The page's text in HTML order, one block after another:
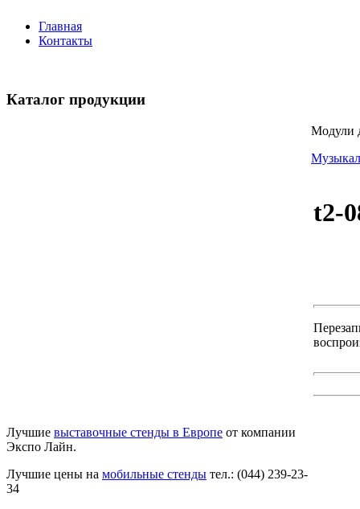
Главная
Контакты
Каталог продукции
Лучшие выставочные стенды в Европе от компании
Экспо Лайн.
Лучшие цены на мобильные стенды тел.: (044) 239-23-
34
Модули
t2-